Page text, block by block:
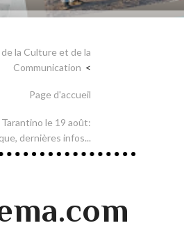
la Culture et de la
Communication
Page d'accueil
le 19 août:
dernières infos...